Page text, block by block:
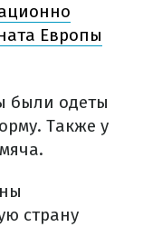
Европы
были одеты
Также у
страну